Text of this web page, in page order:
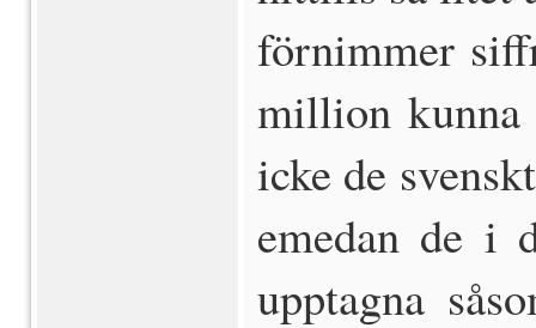
förnimmer
million kunna
icke de
emedan de i
upptagna